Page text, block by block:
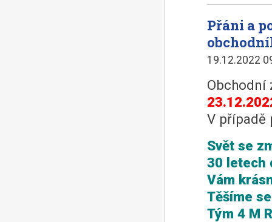
Přáni a
19.12.2022
Obchodní
V případě
Svět se
30 letech
Vám
Těšíme
Tým 4 M